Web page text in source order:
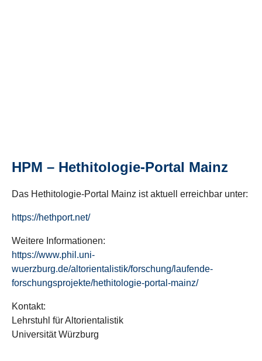
HPM – Hethitologie-Portal Mainz
Das Hethitologie-Portal Mainz ist aktuell erreichbar unter:
https://hethport.net/
Weitere Informationen:
https://www.phil.uni-
wuerzburg.de/altorientalistik/forschung/laufende-
forschungsprojekte/hethitologie-portal-mainz/
Kontakt:
Lehrstuhl für Altorientalistik
Universität Würzburg